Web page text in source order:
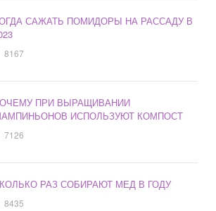
САЖАТЬ ПОМИДОРЫ НА РАССАДУ В
8167
ПРИ ВЫРАЩИВАНИИ
ИСПОЛЬЗУЮТ КОМПОСТ
7126
РАЗ СОБИРАЮТ МЕД В ГОДУ
8435